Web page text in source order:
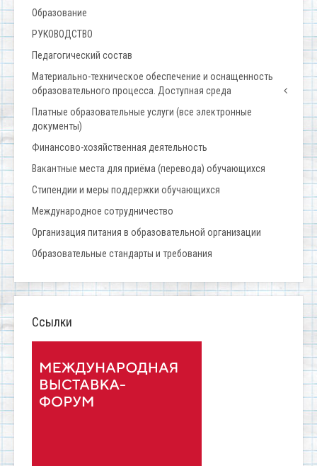
Образование
РУКОВОДСТВО
Педагогический состав
Материально-техническое обеспечение и оснащенность
образовательного процесса. Доступная среда
Платные образовательные услуги (все электронные
документы)
Финансово-хозяйственная деятельность
Вакантные места для приёма (перевода) обучающихся
Стипендии и меры поддержки обучающихся
Международное сотрудничество
Организация питания в образовательной организации
Образовательные стандарты и требования
Ссылки